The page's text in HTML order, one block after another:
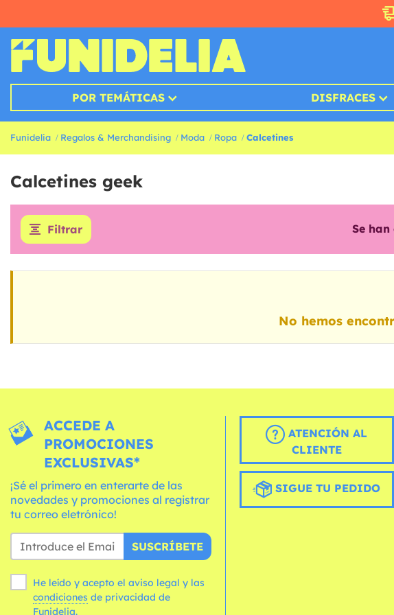
POR TEMÁTICAS DISFRACES
Funidelia Regalos & Merchandising Moda Ropa Calcetines
Calcetines geek
Filtrar Se
No hemos
ACCEDE A
PROMOCIONES
EXCLUSIVAS*
¡Sé el primero en enterarte de las
novedades y promociones al registrar
tu correo eletrónico!
SUSCRÍBETE
He leído y acepto el aviso legal y las
condiciones
Funidelia.
ATENCIÓN AL
CLIENTE
SIGUE TU PEDIDO